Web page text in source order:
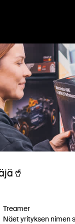
Treamer
Näet yrityksen nimen